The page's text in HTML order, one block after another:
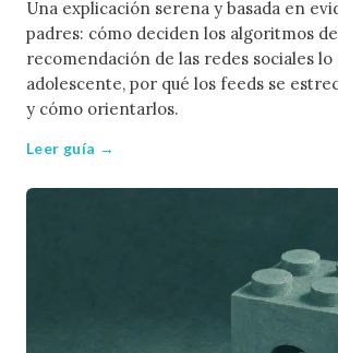
Una explicación serena y basada en
padres: cómo deciden los algoritmos de
recomendación de las redes sociales lo
adolescente, por qué los feeds se
y cómo orientarlos.
Leer guía →